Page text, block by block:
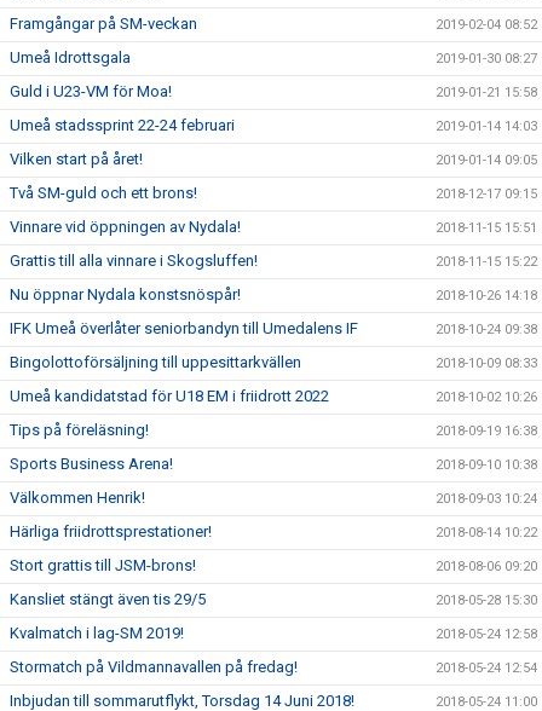
Framgångar på SM-veckan 2019-02-04 08:52
Umeå Idrottsgala 2019-01-30 08:27
Guld i U23-VM för Moa! 2019-01-21 15:58
Umeå stadssprint 22-24 februari 2019-01-14 14:03
Vilken start på året! 2019-01-14 09:05
Två SM-guld och ett brons! 2018-12-17 09:15
Vinnare vid öppningen av Nydala! 2018-11-15 15:51
Grattis till alla vinnare i Skogsluffen! 2018-11-15 15:22
Nu öppnar Nydala konstsnöspår! 2018-10-26 14:18
IFK Umeå överlåter seniorbandyn till Umedalens IF 2018-10-24 09:38
Bingolottoförsäljning till uppesittarkvällen 2018-10-09 08:33
Umeå kandidatstad för U18 EM i friidrott 2022 2018-10-02 10:26
Tips på föreläsning! 2018-09-19 16:38
Sports Business Arena! 2018-09-10 10:38
Välkommen Henrik! 2018-09-03 10:24
Härliga friidrottsprestationer! 2018-08-14 10:22
Stort grattis till JSM-brons! 2018-08-06 09:20
Kansliet stängt även tis 29/5 2018-05-28 15:30
Kvalmatch i lag-SM 2019! 2018-05-24 12:58
Stormatch på Vildmannavallen på fredag! 2018-05-24 12:54
Inbjudan till sommarutflykt, Torsdag 14 Juni 2018! 2018-05-24 11:00